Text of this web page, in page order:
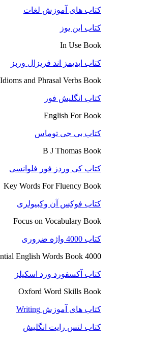
کتاب های آموزش لغات
کتاب این یوز
In Use Book
کتاب ایدیمز اند فریزال وربز
Idioms and Phrasal Verbs Book
کتاب انگلیش فور
English For Book
کتاب بی جی توماس
B J Thomas Book
کتاب کی وردز فور فلوانسی
Key Words For Fluency Book
کتاب فوکِس آن وکبیولری
Focus on Vocabulary Book
کتاب 4000 واژه ضروری
4000 Essential English Words Book
کتاب آکسفورد ورد اسکیلز
Oxford Word Skills Book
کتاب های آموزش Writing
کتاب لتس رایت انگلیش